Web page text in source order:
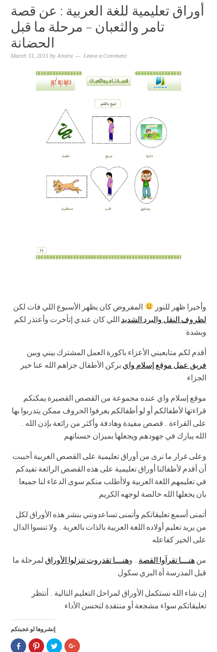
أوراق تعليمية للغة العربية : عن قصة
تامر والثعبان – مرحلة ما قبل
الحضانة
March 31, 2015 byAmira Leave a Comment
وأخيرا ظهر للنور
المفروض كان يظهر الأسبوع اللي فات لكن
لظروف النقل والبرد الشديد اللي كان عندي إتأخرت وأعتذر لكم
وبشدة
أقدم لكم متابعيني الأعزاء باكورة العمل المشترك بيني وبين
فريق عمل موقع إسلام واي بركن الأطفال جزاهم الله عنا خير
الجزاء
موقع إسلام واي عنده مجموعة من القصص القصيرة يمكنكم
قراءتها لأطفالكم أو لو أطفالكم يعرفوا الحروف ممكن يتدربوا بها
على القراءة .. قصص مفيدة وهادفة وأكثر من رائعة بإذن الله ..
الله يبارك في جهودهم ويجعلها بميزان حسناتهم
وعلى غرار ما نرى من أوراق تعليمية على القصص الغربية أحببت
أن أقدم لأطفالنا أوراق تعليمية على هذه القصص الرائعة تفيدكم
في تعليمهم اللغة العربية ولاأطلب منكم سوى الدعاء لنا جميعا
بان يجعلها الله خالصة لوجهه الكريم
أتمنى أسمع تعليقاتكم وأتمنى تساعدونني بنشر هذه الأوراق لكل
من يريد تعليم أولاده اللغة العربية بالذات بالغربة .. ولا تنسوا الدال
على الخير كفاعله
منهنـــا تقرآوا القصة .. وهنـــا تقدروت تنزلوا الأوراق لمرحلة ما
قبل المدرسة أة البري سكول
إن شاء الله نستكمل الأوراق لمراحل التعليم التالية .. أنتظر
تعليقاتكم سواء مشجعة أو منتقدة لتحسن الأداء
إنشروها لو عجبتكم
Click Click Click Click